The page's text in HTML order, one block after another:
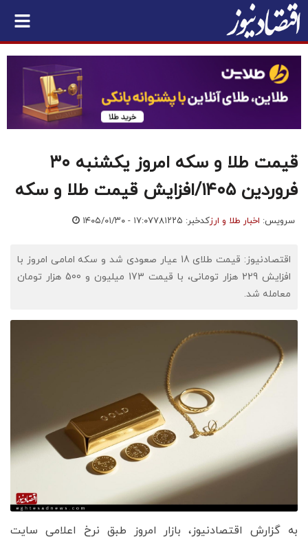
قیمت طلا و سکه امروز یکشنبه ۳۰
فروردین ۱۴۰۵/افزایش قیمت طلا و سکه
سرویس: اخبار طلا و ارزکدخبر: ۷۸۱۲۲۵ ۱۴۰۵/۰۱/۳۰ - ۱۷:۰۷
اقتصادنیوز: قیمت طلای 18 عیار صعودی شد و سکه امامی امروز با
افزایش 229 هزار تومانی، با قیمت 173 میلیون و 500 هزار تومان
معامله شد.
به گزارش اقتصادنیوز، بازار امروز طبق نرخ اعلامی سایت